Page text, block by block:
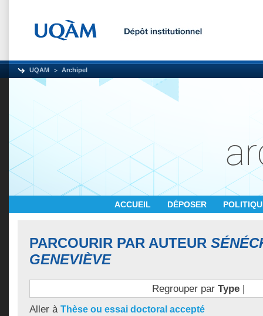
UQAM Archipel
ACCUEIL DÉPOSER
PARCOURIR PAR AUTEUR
GENEVIÈVE
Regrouper par Type|
Aller à Thèse ou essai doctoral accepté